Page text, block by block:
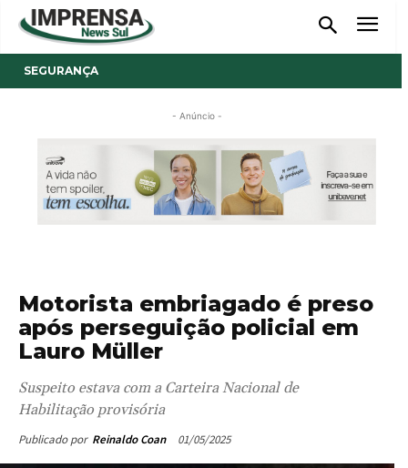
SEGURANÇA
- Anúncio -
Motorista embriagado é preso
após perseguição policial em
Lauro Müller
Suspeito estava com a Carteira Nacional de
Habilitação provisória
Publicado por Reinaldo Coan 01/05/2025